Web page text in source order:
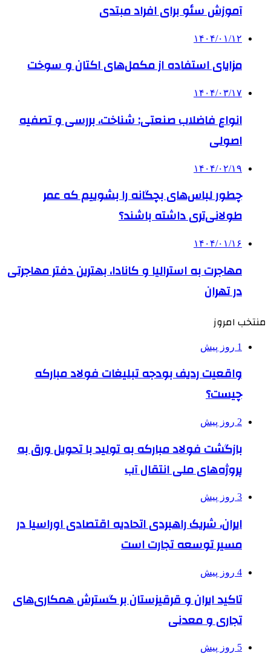
آموزش سئو برای افراد مبتدی
۱۴۰۴/۰۱/۱۲
مزایای استفاده از مکمل‌های اکتان و سوخت
۱۴۰۴/۰۳/۱۷
انواع فاضلاب صنعتی: شناخت، بررسی و تصفیه
اصولی
۱۴۰۴/۰۲/۱۹
چطور لباس‌های بچگانه را بشوییم که عمر
طولانی‌تری داشته باشند؟
۱۴۰۴/۰۱/۱۶
مهاجرت به استرالیا و کانادا، بهترین دفتر مهاجرتی
در تهران
منتخب امروز
1 روز پیش
واقعیت ردیف بودجه تبلیغات فولاد مبارکه
چیست؟
2 روز پیش
بازگشت فولاد مبارکه به تولید با تحویل ورق به
پروژه‌های ملی انتقال آب
3 روز پیش
ایران، شریک راهبردی اتحادیه اقتصادی اوراسیا در
مسیر توسعه تجارت است
4 روز پیش
تاکید ایران و قرقیزستان بر گسترش همکاری‌های
تجاری و معدنی
5 روز پیش